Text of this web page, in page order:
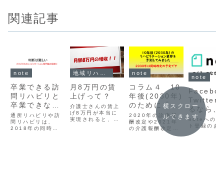
関連記事
note
卒業できる訪
問リハビリと
卒業できない
訪問リハビリ
通所リハビリや訪
問リハビリは、
2018年の同時買
月8万円の賃
上げって？
介護士さんの賃上
げ8万円が本当に
実現されると、め
note
コラム４ 10
年後(2030年)
のために『今
から』実践す
べきリハビリ
テーション
2020年の診療報
酬改定や2021年
の介護報酬改定と
いった直近のこと
note
Twitter
るなら、
noteに
ウント登
てね
noteへのア
ト登録のお
横スクロー
ルできます